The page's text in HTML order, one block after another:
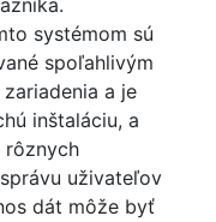
systémom sú
spoľahlivým
a je
inštaláciu, a
rôznych
uživateľov
dát môže byť